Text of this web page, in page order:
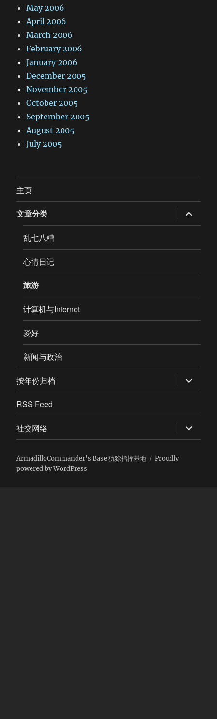
May 2006
April 2006
March 2006
February 2006
January 2006
December 2005
November 2005
October 2005
September 2005
August 2005
July 2005
主页
文章分类
expand
child
menu
乱七八糟
心情日记
旅游
计算机与Internet
爱好
新闻与政治
按年份归档
expand
child
menu
RSS Feed
社交网络
expand
child
menu
ArmadilloCommander's Base 犰狳指挥基地
Proudly
powered by WordPress